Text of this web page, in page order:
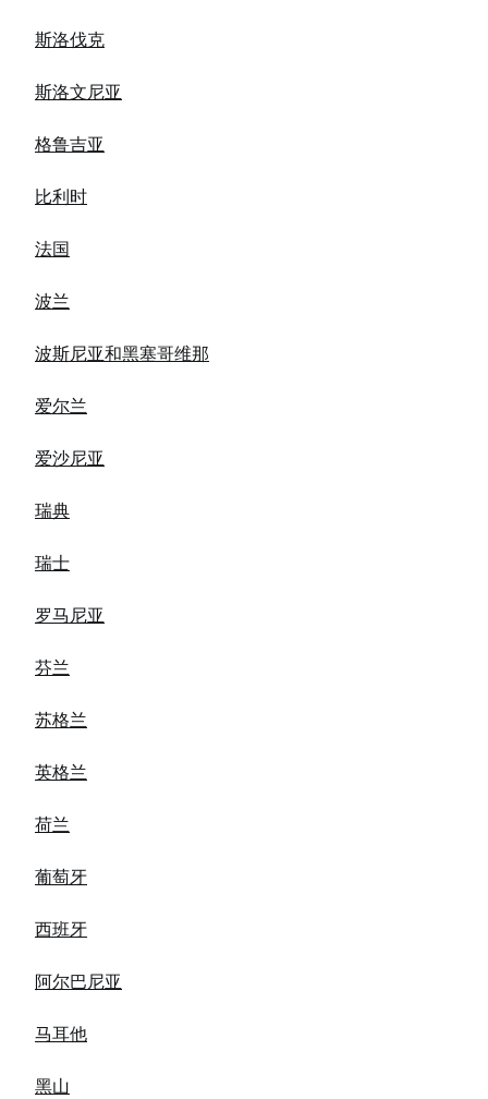
斯洛伐克
斯洛文尼亚
格鲁吉亚
比利时
法国
波兰
波斯尼亚和黑塞哥维那
爱尔兰
爱沙尼亚
瑞典
瑞士
罗马尼亚
芬兰
苏格兰
英格兰
荷兰
葡萄牙
西班牙
阿尔巴尼亚
马耳他
黑山